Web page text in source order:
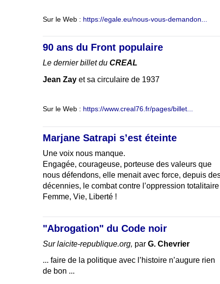
Sur le Web : https://egale.eu/nous-vous-demandon...
90 ans du Front populaire
Le dernier billet du CREAL
Jean Zay et sa circulaire de 1937
Sur le Web : https://www.creal76.fr/pages/billet...
Marjane Satrapi s’est éteinte
Une voix nous manque.
Engagée, courageuse, porteuse des valeurs que
nous défendons, elle menait avec force, depuis
décennies, le combat contre l’oppression totalitaire
Femme, Vie, Liberté !
"Abrogation" du Code noir
Sur laicite-republique.org, par G. Chevrier
... faire de la politique avec l’histoire n’augure rien
de bon ...